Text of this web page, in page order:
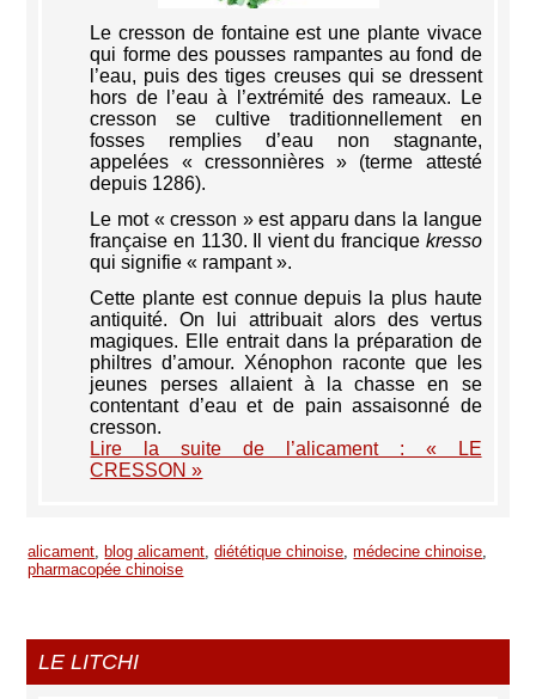
Le cresson de fontaine est une plante vivace
qui forme des pousses rampantes au fond de
l’eau, puis des tiges creuses qui se dressent
hors de l’eau à l’extrémité des rameaux. Le
cresson se cultive traditionnellement en
fosses remplies d’eau non stagnante,
appelées « cressonnières » (terme attesté
depuis 1286).
Le mot « cresson » est apparu dans la langue
française en 1130. Il vient du francique kresso
qui signifie « rampant ».
Cette plante est connue depuis la plus haute
antiquité. On lui attribuait alors des vertus
magiques. Elle entrait dans la préparation de
philtres d’amour. Xénophon raconte que les
jeunes perses allaient à la chasse en se
contentant d’eau et de pain assaisonné de
cresson.
Lire la suite de l’alicament : « LE
CRESSON »
alicament blog alicament ,diététique chinoise ,médecine chinoise
pharmacopée chinoise
LE LITCHI